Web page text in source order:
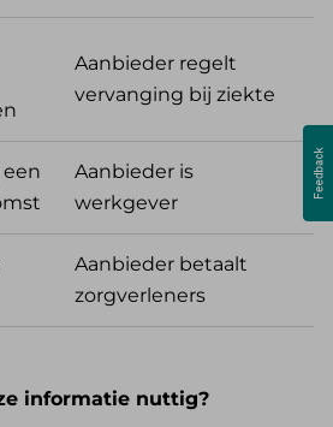
Aanbieder regelt
vervanging bij ziekte
Aanbieder is
werkgever
Aanbieder betaalt
zorgverleners
informatie nuttig?